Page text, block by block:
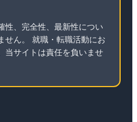
性、完全性、最新性につい
せん。 就職・転職活動にお
当サイトは責任を負いませ